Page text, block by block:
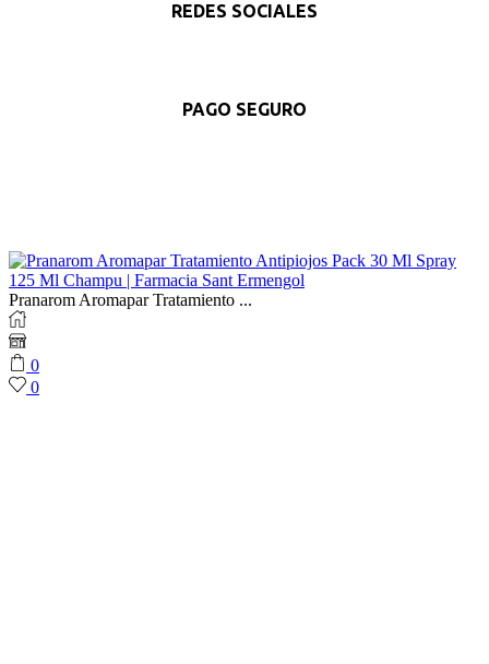
REDES SOCIALES
PAGO SEGURO
Pranarom Aromapar Tratamiento ...
0
0